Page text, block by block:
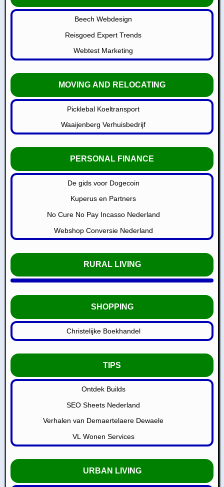
Beech Webdesign
Reisgoed Expert Trends
Webtest Marketing
MOVING AND RELOCATING
Picklebal Koeltransport
Waaijenberg Verhuisbedrijf
PERSONAL FINANCE
De gids voor Dogecoin
Kuperus en Partners
No Cure No Pay Incasso Nederland
Webshop Conversie Nederland
RURAL LIVING
SHOPPING
Christelijke Boekhandel
TIPS
Ontdek Builds
SEO Sheets Nederland
Verhalen van Demaertelaere Dewaele
VL Wonen Services
URBAN LIVING